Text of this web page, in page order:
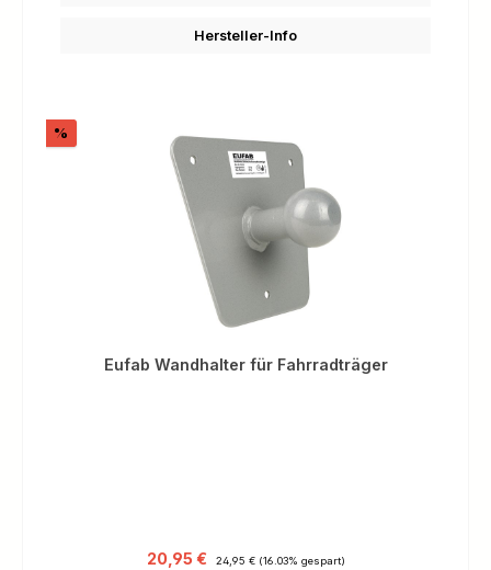
Hersteller-Info
%
Eufab Wandhalter für Fahrradträger
Verkaufspreis:
20,95 € Regulärer Preis:
24,95 € (16.03% gespart)